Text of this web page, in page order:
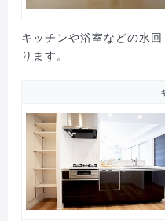
キッチンや浴室などの水
ります。